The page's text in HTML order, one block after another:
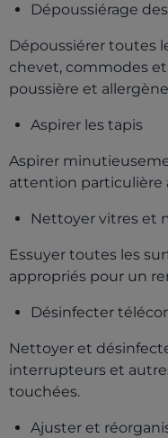
Dépoussiérage
Dépoussiérer toutes
chevet, commodes
poussière et
Aspirer les tapis
Aspirer
attention particulière
Nettoyer vitres et
Essuyer toutes les
appropriés pour un
Désinfecter
Nettoyer et
interrupteurs et
touchées.
Ajuster et